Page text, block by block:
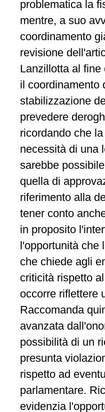
problematica la
mentre, a suo
coordinamento
revisione
Lanzillotta al
il coordinamento
stabilizzazione
prevedere
ricordando che
necessità di una
sarebbe
quella di
riferimento alla
tener conto
in proposito
l'opportunità che
che chiede agli
criticità rispetto
occorre riflettere
Raccomanda
avanzata
possibilità di un
presunta
rispetto ad
parlamentare.
evidenzia